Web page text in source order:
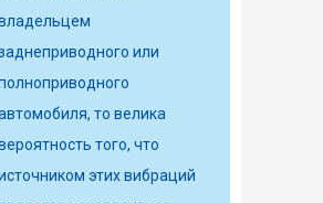
или
то велика
того, что
этих вибраций